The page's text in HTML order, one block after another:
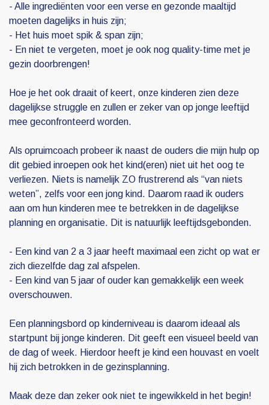
- Alle ingrediënten voor een verse en gezonde maaltijd
moeten dagelijks in huis zijn;
- Het huis moet spik & span zijn;
- En niet te vergeten, moet je ook nog quality-time met je
gezin doorbrengen!
Hoe je het ook draait of keert, onze kinderen zien deze
dagelijkse struggle en zullen er zeker van op jonge leeftijd
mee geconfronteerd worden.
Als opruimcoach probeer ik naast de ouders die mijn hulp op
dit gebied inroepen ook het kind(eren) niet uit het oog te
verliezen. Niets is namelijk ZO frustrerend als “van niets
weten”, zelfs voor een jong kind. Daarom raad ik ouders
aan om hun kinderen mee te betrekken in de dagelijkse
planning en organisatie. Dit is natuurlijk leeftijdsgebonden.
- Een kind van 2 a 3 jaar heeft maximaal een zicht op wat er
zich diezelfde dag zal afspelen.
- Een kind van 5 jaar of ouder kan gemakkelijk een week
overschouwen.
Een planningsbord op kinderniveau is daarom ideaal als
startpunt bij jonge kinderen. Dit geeft een visueel beeld van
de dag of week. Hierdoor heeft je kind een houvast en voelt
hij zich betrokken in de gezinsplanning.
Maak deze dan zeker ook niet te ingewikkeld in het begin!